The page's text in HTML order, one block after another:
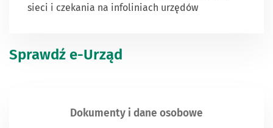
sieci i czekania na infoliniach urzędów
Sprawdź e-Urząd
Dokumenty i dane osobowe